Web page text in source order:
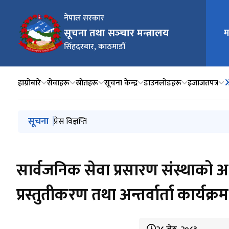
नेपाल सरकार
सूचना तथा सञ्‍चार मन्त्रालय
सिंहदरबार, काठमाडौं
हाम्रोबारे सेवाहरू स्रोतहरू सूचना केन्द्र डाउनलोडहरू इजाजतपत्र
मुख्य नेभिगेसनमा जानुहोस्
सूचना प्रेस विज्ञप्ति
प्रेस विज्ञप्ति
प्रेस विज्ञप्ति
सामाजिक सञ्जालको प्रयोगलाई व्यवस्थित गर्ने सम्बन्धमा
प्रेस विज्ञप्ति
सार्वजनिक सेवा प्रसारण संस्थाको
प्रस्तुतीकरण तथा अन्तर्वार्ता